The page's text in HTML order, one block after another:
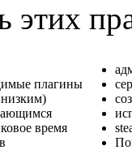
этих
плагины
время